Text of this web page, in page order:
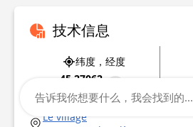
技术信息
纬度，经度
45.27062
4.666536
Le village
告诉我你想要什么，我会找到的...